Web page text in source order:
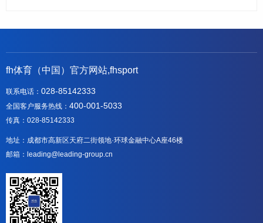
fh体育（中国）官方网站,fhsport
联系电话： 028-85142333
全国客户服务热线： 400-001-5033
传真：028-85142333
地址：成都市高新区天府二街领地·环球金融中心A座46楼
邮箱：leading@leading-group.cn